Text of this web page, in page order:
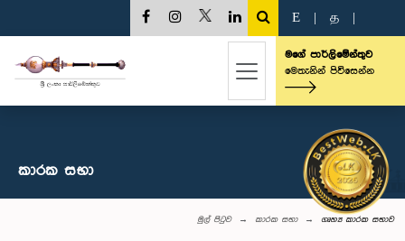
E த
මගේ පාර්ලිමේන්තුව
මෙතැනින් පිවිසෙන්න
කාරක සභා
මුල් පිටුව කාරක සභා ගෘහ්‍ය කාරක සභාව